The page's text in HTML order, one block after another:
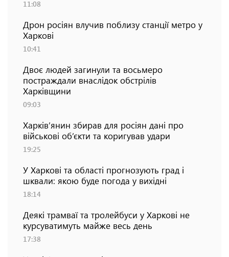
11:08
Дрон росіян влучив поблизу станції метро у
Харкові
10:41
Двоє людей загинули та восьмеро
постраждали внаслідок обстрілів
Харківщини
09:03
Харків’янин збирав для росіян дані про
військові об’єкти та коригував удари
19:25
У Харкові та області прогнозують град і
шквали: якою буде погода у вихідні
18:14
Деякі трамваї та тролейбуси у Харкові не
курсуватимуть майже весь день
17:38